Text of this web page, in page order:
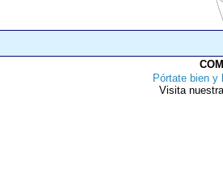
Pórtate bien y
Visita